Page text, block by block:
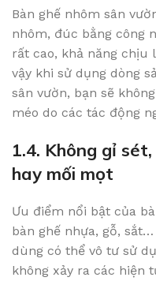
Bàn ghế nhôm sân
nhôm, đúc bằng công
rất cao, khả năng chịu
vậy khi sử dụng dòng
sân vườn, bạn sẽ
méo do các tác động
1.4. Không gỉ
hay mối mọt
Ưu điểm nổi bật của
bàn ghế nhựa, gỗ,
dùng có thể vô tư sử
không xảy ra các hiện